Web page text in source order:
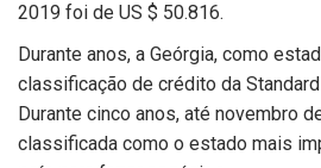
2019 foi de US $ 50.816.
Durante anos, a Geórgia, como
classificação de crédito da
Durante cinco anos, até novembro
classificada como o estado mais